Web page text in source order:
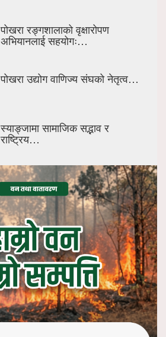
पोखरा रङ्गशालाको वृक्षारोपण
अभियानलाई सहयोगः…
पोखरा उद्योग वाणिज्य संघको नेतृत्व…
स्याङ्जामा सामाजिक सद्भाव र
राष्ट्रिय…